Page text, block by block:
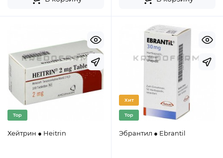
Top
Хейтрин ● Heitrin
Хит
Top
Эбрантил ● Ebrantil